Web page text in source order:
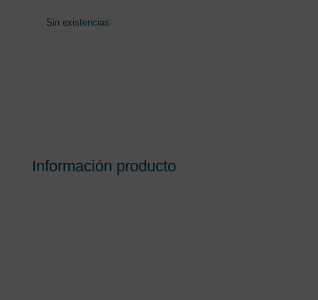
Sin existencias
Información producto